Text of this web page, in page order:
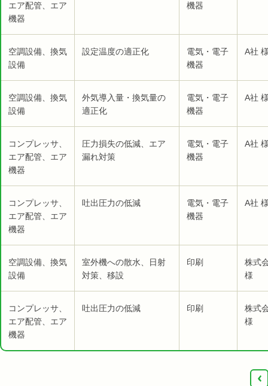
エア配管、エア
機器
機器
空調設備、換気
設備
設定温度の適正化
電気・電子
機器
A社
空調設備、換気
設備
外気導入量・換気量の
適正化
電気・電子
機器
A社
コンプレッサ、
エア配管、エア
機器
圧力損失の低減、エア
漏れ対策
電気・電子
機器
A社
コンプレッサ、
エア配管、エア
機器
吐出圧力の低減
電気・電子
機器
A社
空調設備、換気
設備
室外機への散水、日射
対策、移設
印刷
株式
様
コンプレッサ、
エア配管、エア
機器
吐出圧力の低減 印刷
株式
様
‹